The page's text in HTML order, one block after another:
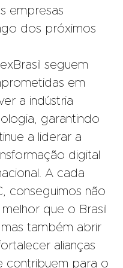
empresas
dos próximos
seguem
em
a indústria
garantindo
a liderar a
digital
A cada
conseguimos não
que o Brasil
também abrir
alianças
contribuem para o